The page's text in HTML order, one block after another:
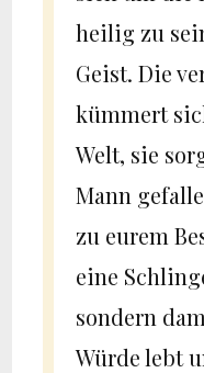
heilig zu
Geist. Die
kümmert
Welt, sie
Mann
zu eurem
eine
sondern
Würde lebt